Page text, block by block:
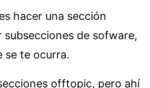
hacer una sección
subsecciones de sofware,
se te ocurra.
offtopic, pero ahí